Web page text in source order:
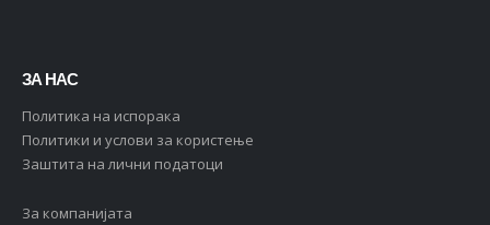
ЗА НАС
Политика на испорака
Политики и услови за користење
Заштита на лични податоци
За компанијата